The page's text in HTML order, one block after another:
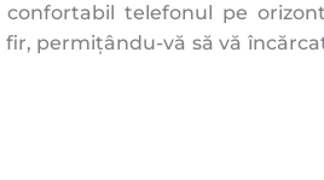
telefonul pe
permițându-vă să vă